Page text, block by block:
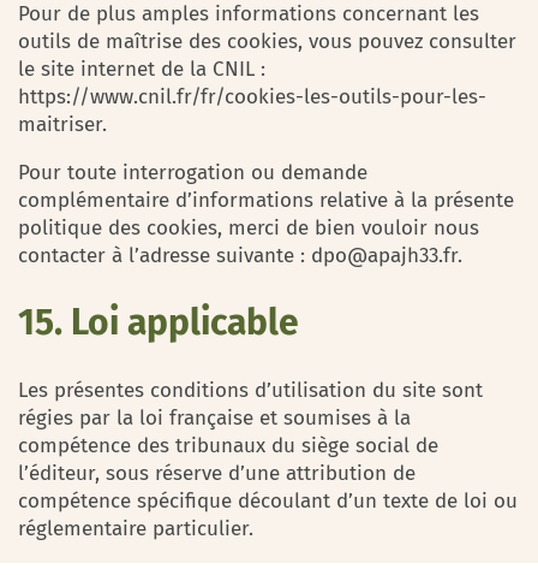
Pour de plus amples informations concernant les
outils de maîtrise des cookies, vous pouvez consulter
le site internet de la CNIL :
https://www.cnil.fr/fr/cookies-les-outils-pour-les-
maitriser.
Pour toute interrogation ou demande
complémentaire d’informations relative à la présente
politique des cookies, merci de bien vouloir nous
contacter à l’adresse suivante : dpo@apajh33.fr.
15. Loi applicable
Les présentes conditions d’utilisation du site sont
régies par la loi française et soumises à la
compétence des tribunaux du siège social de
l’éditeur, sous réserve d’une attribution de
compétence spécifique découlant d’un texte de loi ou
réglementaire particulier.